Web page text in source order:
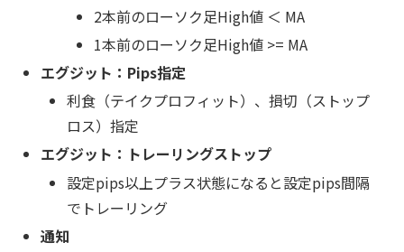
2本前のローソク足High値 ＜ MA
1本前のローソク足High値 >= MA
エグジット：Pips指定
利食（テイクプロフィット）、損切（ストップ
ロス）指定
エグジット：トレーリングストップ
設定pips以上プラス状態になると設定pips間隔
でトレーリング
通知